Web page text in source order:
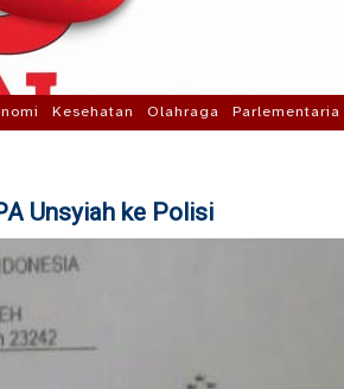
Kesehatan Olahraga Parlementaria
Unsyiah ke Polisi